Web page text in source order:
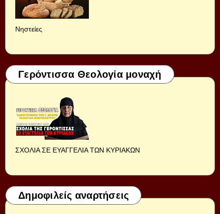
Νηστείες
Γερόντισσα Θεολογία μοναχή
ΣΧΟΛΙΑ ΣΕ ΕΥΑΓΓΕΛΙΑ ΤΩΝ ΚΥΡΙΑΚΩΝ
Δημοφιλείς αναρτήσεις